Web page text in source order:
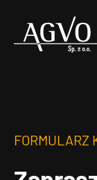
Header
FORMULARZ